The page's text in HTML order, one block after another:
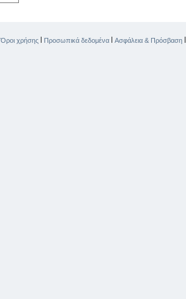
Όροι χρήσης Προσωπικά δεδομένα Ασφάλεια & Πρόσβαση